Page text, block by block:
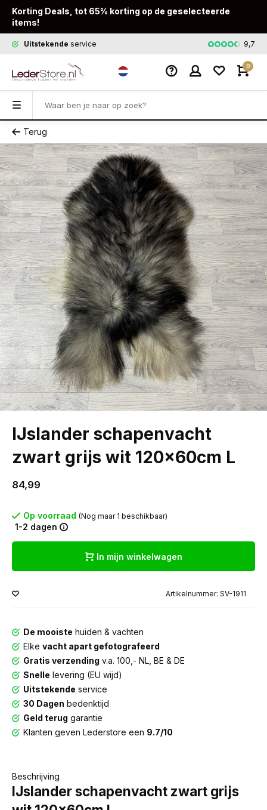
Korting Deals, tot 65% korting op de geselecteerde
items!
Uitstekende service Snelle9,7
0
Terug
IJslander schapenvacht
zwart grijs wit 120x60cm L
84,99
Op voorraad (Nog maar 1 beschikbaar)
1-2 dagen
In mijn winkelwagen
Artikelnummer: SV-1911
De mooiste huiden & vachten
Elke vacht apart gefotografeerd
Gratis verzending v.a. 100,- NL, BE & DE
Snelle levering (EU wijd)
Uitstekende service
30 Dagen bedenktijd
Geld terug garantie
Klanten geven Lederstore een 9.7/10
Beschrijving
IJslander schapenvacht zwart grijs